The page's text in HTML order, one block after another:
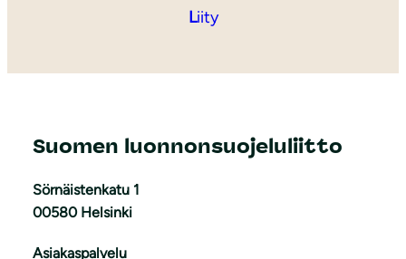
Liity
Suomen luonnonsuojeluliitto
Sörnäistenkatu 1
00580 Helsinki
Asiakaspalvelu